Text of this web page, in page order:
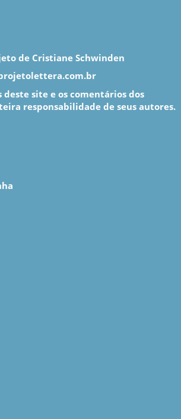
de Cristiane Schwinden
deste site e os comentários dos
responsabilidade de seus autores.